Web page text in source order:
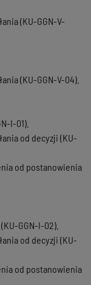
(KU-GGN-V-
(KU-GGN-V-04).
I-01).
od decyzji (KU-
od postanowienia
GGN-I-02).
od decyzji (KU-
od postanowienia